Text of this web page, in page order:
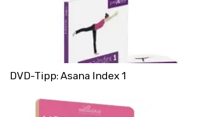
DVD-Tipp: Asana Index 1